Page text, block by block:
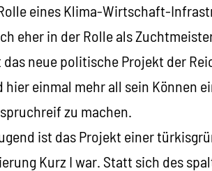
eines Klima-Wirtschaft-
eher in der Rolle als
neue politische Projekt der
einmal mehr all sein Können
zu machen.
ist das Projekt einer
Kurz I war. Statt sich des